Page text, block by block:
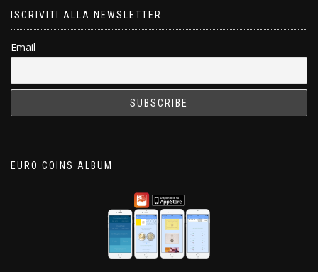
ISCRIVITI ALLA NEWSLETTER
Email
EURO COINS ALBUM